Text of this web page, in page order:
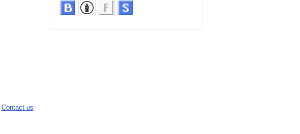
Contact us